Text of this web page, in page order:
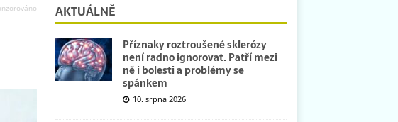
AKTUÁLNĚ
Příznaky roztroušené sklerózy
není radno ignorovat. Patří mezi
ně i bolesti a problémy se
spánkem
10. srpna 2026